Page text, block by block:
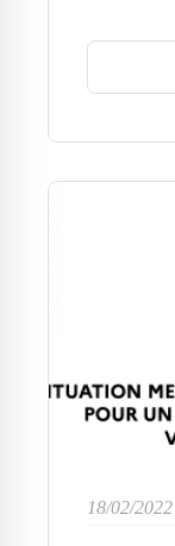
18/02/